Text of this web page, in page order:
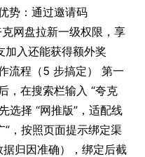
势：通过邀请码
网盘拉新一级权限，享
加入还能获得额外奖
流程（5 步搞定） 第一
，在搜索栏输入 “夸克
选择 “网推版”，适配线
，按照页面提示绑定渠
归因准确），绑定后截